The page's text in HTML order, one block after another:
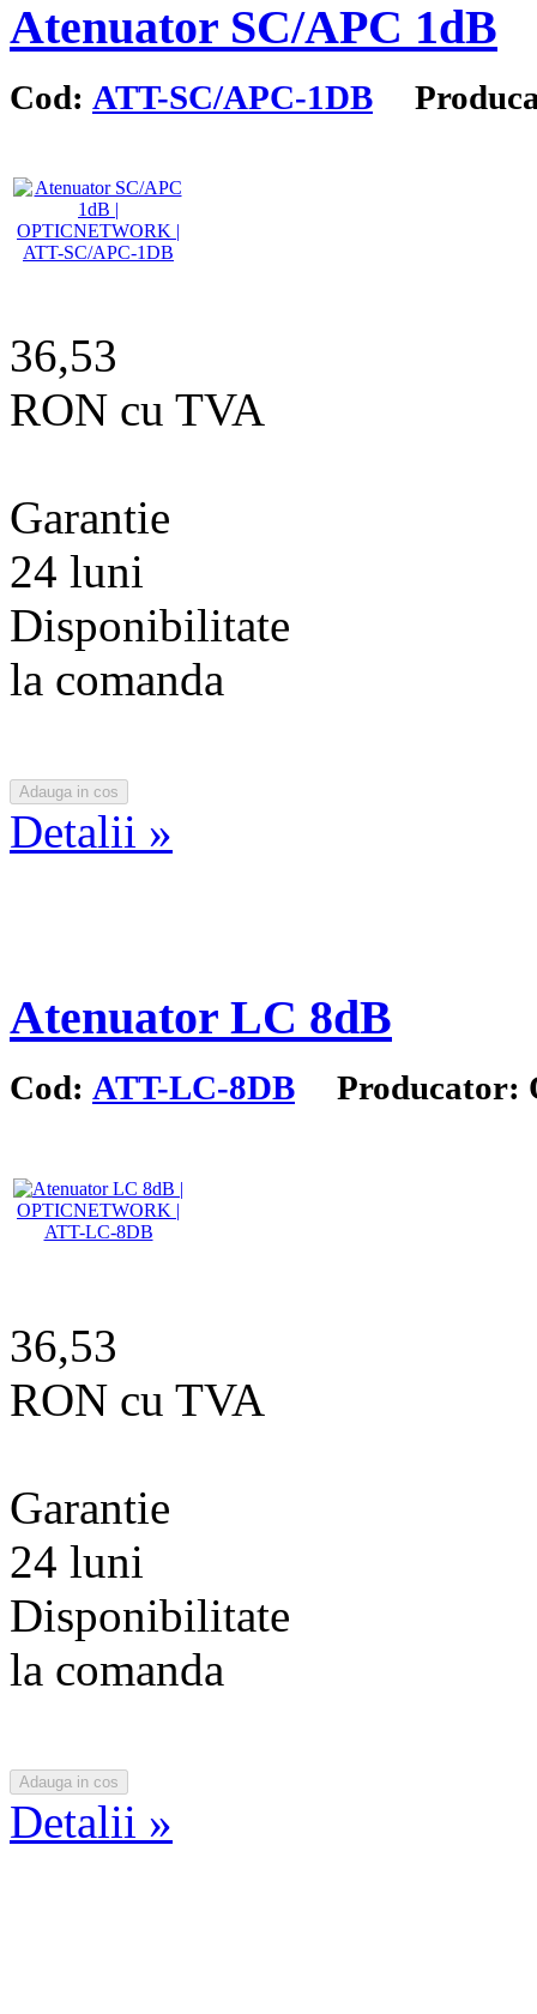
Atenuator SC/APC 1dB
Cod: ATT-SC/APC-1DB
36,53
RON cu TVA
Garantie
24 luni
Disponibilitate
la comanda
Detalii »
Atenuator LC 8dB
Cod: ATT-LC-8DB Producator:
36,53
RON cu TVA
Garantie
24 luni
Disponibilitate
la comanda
Detalii »